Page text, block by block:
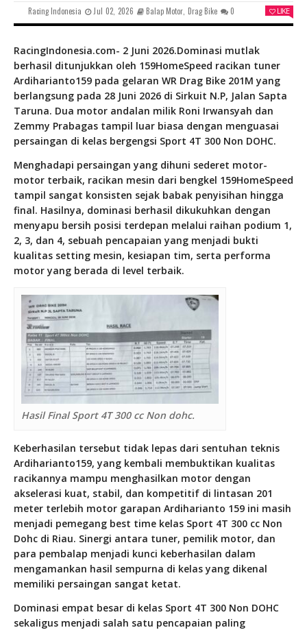
Racing Indonesia Jul 02, 2026 Balap Motor, Drag Bike 0 LIKE
RacingIndonesia.com- 2 Juni 2026.Dominasi mutlak
berhasil ditunjukkan oleh 159HomeSpeed racikan tuner
Ardiharianto159 pada gelaran WR Drag Bike 201M yang
berlangsung pada 28 Juni 2026 di Sirkuit N.P, Jalan Sapta
Taruna. Dua motor andalan milik Roni Irwansyah dan
Zemmy Prabagas tampil luar biasa dengan menguasai
persaingan di kelas bergengsi Sport 4T 300 Non DOHC.
Menghadapi persaingan yang dihuni sederet motor-
motor terbaik, racikan mesin dari bengkel 159HomeSpeed
tampil sangat konsisten sejak babak penyisihan hingga
final. Hasilnya, dominasi berhasil dikukuhkan dengan
menyapu bersih posisi terdepan melalui raihan podium 1,
2, 3, dan 4, sebuah pencapaian yang menjadi bukti
kualitas setting mesin, kesiapan tim, serta performa
motor yang berada di level terbaik.
Hasil Final Sport 4T 300 cc Non dohc.
Keberhasilan tersebut tidak lepas dari sentuhan teknis
Ardiharianto159, yang kembali membuktikan kualitas
racikannya mampu menghasilkan motor dengan
akselerasi kuat, stabil, dan kompetitif di lintasan 201
meter terlebih motor garapan Ardiharianto 159 ini masih
menjadi pemegang best time kelas Sport 4T 300 cc Non
Dohc di Riau. Sinergi antara tuner, pemilik motor, dan
para pembalap menjadi kunci keberhasilan dalam
mengamankan hasil sempurna di kelas yang dikenal
memiliki persaingan sangat ketat.
Dominasi empat besar di kelas Sport 4T 300 Non DOHC
sekaligus menjadi salah satu pencapaian paling